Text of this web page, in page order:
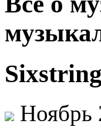
Ноябрь